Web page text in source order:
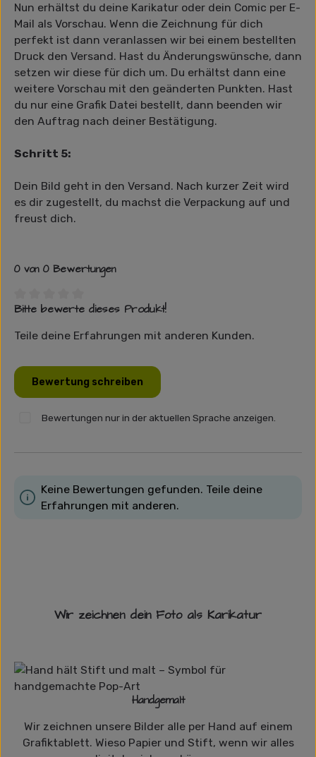
Nun erhältst du deine Karikatur oder dein Comic per E-
Mail als Vorschau. Wenn die Zeichnung für dich
perfekt ist dann veranlassen wir bei einem bestellten
Druck den Versand. Hast du Änderungswünsche, dann
setzen wir diese für dich um. Du erhältst dann eine
weitere Vorschau mit den geänderten Punkten. Hast
du nur eine Grafik Datei bestellt, dann beenden wir
den Auftrag nach deiner Bestätigung.
Schritt 5:
Dein Bild geht in den Versand. Nach kurzer Zeit wird
es dir zugestellt, du machst die Verpackung auf und
freust dich.
0 von 0 Bewertungen
Durchschnittliche Bewertung von 0 von 5 Sternen
Bitte bewerte dieses Produkt!
Teile deine Erfahrungen mit anderen Kunden.
Bewertung schreiben
Bewertungen nur in der aktuellen Sprache anzeigen.
Keine Bewertungen gefunden. Teile deine
Erfahrungen mit anderen.
Wir zeichnen dein Foto als Karikatur
Handgemalt
Wir zeichnen unsere Bilder alle per Hand auf einem
Grafiktablett. Wieso Papier und Stift, wenn wir alles